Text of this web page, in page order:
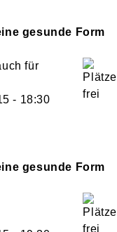
gesunde Form
für
- 18:30
gesunde Form